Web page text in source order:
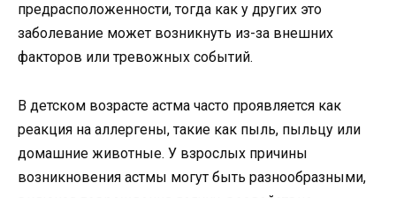
предрасположенности, тогда как у других это
заболевание может возникнуть из-за внешних
факторов или тревожных событий.
В детском возрасте астма часто проявляется как
реакция на аллергены, такие как пыль, пыльцу или
домашние животные. У взрослых причины
возникновения астмы могут быть разнообразными,